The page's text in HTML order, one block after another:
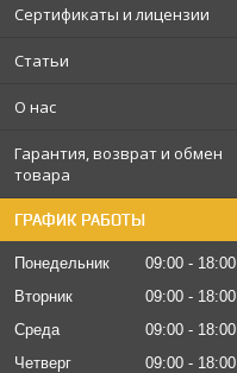
Сертификаты и лицензии
Статьи
О нас
Гарантия, возврат и обмен
товара
ГРАФИК РАБОТЫ
Понедельник 09:00
18:00
Вторник
09:00
18:00
Среда
09:00
18:00
Четверг
09:00
18:00